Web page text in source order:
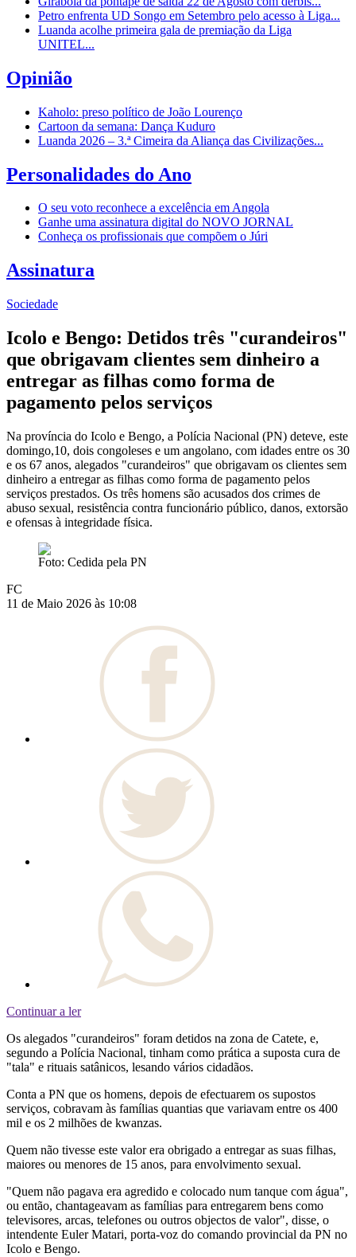
Petro enfrenta UD Songo em Setembro pelo acesso à Liga...
Luanda acolhe primeira gala de premiação da Liga
UNITEL...
Opinião
Kaholo: preso político de João Lourenço
Cartoon da semana: Dança Kuduro
Luanda 2026 – 3.ª Cimeira da Aliança das Civilizações...
Personalidades do Ano
O seu voto reconhece a excelência em Angola
Ganhe uma assinatura digital do NOVO JORNAL
Conheça os profissionais que compõem o Júri
Assinatura
Sociedade
Icolo e Bengo: Detidos três "curandeiros"
que obrigavam clientes sem dinheiro a
entregar as filhas como forma de
pagamento pelos serviços
Na província do Icolo e Bengo, a Polícia Nacional (PN) deteve, este
domingo,10, dois congoleses e um angolano, com idades entre os 30
e os 67 anos, alegados "curandeiros" que obrigavam os clientes sem
dinheiro a entregar as filhas como forma de pagamento pelos
serviços prestados. Os três homens são acusados dos crimes de
abuso sexual, resistência contra funcionário público, danos, extorsão
e ofensas à integridade física.
Foto: Cedida pela PN
FC
11 de Maio 2026 às 10:08
Continuar a ler
Os alegados "curandeiros" foram detidos na zona de Catete, e,
segundo a Polícia Nacional, tinham como prática a suposta cura de
"tala" e rituais satânicos, lesando vários cidadãos.
Conta a PN que os homens, depois de efectuarem os supostos
serviços, cobravam às famílias quantias que variavam entre os 400
mil e os 2 milhões de kwanzas.
Quem não tivesse este valor era obrigado a entregar as suas filhas,
maiores ou menores de 15 anos, para envolvimento sexual.
"Quem não pagava era agredido e colocado num tanque com água",
ou então, chantageavam as famílias para entregarem bens como
televisores, arcas, telefones ou outros objectos de valor", disse, o
intendente Euler Matari, porta-voz do comando provincial da PN no
Icolo e Bengo.